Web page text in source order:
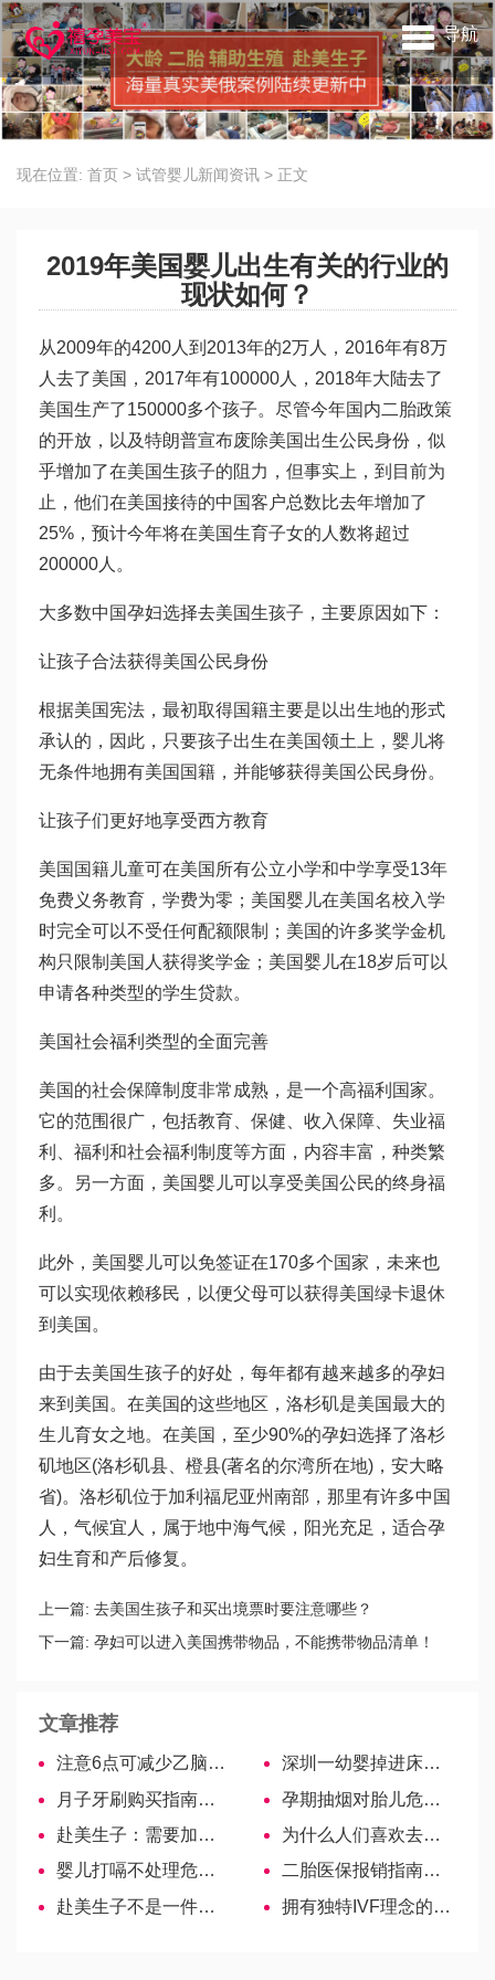
导航
现在位置: 首页 > 试管婴儿新闻资讯 > 正文
2019年美国婴儿出生有关的行业的
现状如何？
从2009年的4200人到2013年的2万人，2016年有8万
人去了美国，2017年有100000人，2018年大陆去了
美国生产了150000多个孩子。尽管今年国内二胎政策
的开放，以及特朗普宣布废除美国出生公民身份，似
乎增加了在美国生孩子的阻力，但事实上，到目前为
止，他们在美国接待的中国客户总数比去年增加了
25%，预计今年将在美国生育子女的人数将超过
200000人。
大多数中国孕妇选择去美国生孩子，主要原因如下：
让孩子合法获得美国公民身份
根据美国宪法，最初取得国籍主要是以出生地的形式
承认的，因此，只要孩子出生在美国领土上，婴儿将
无条件地拥有美国国籍，并能够获得美国公民身份。
让孩子们更好地享受西方教育
美国国籍儿童可在美国所有公立小学和中学享受13年
免费义务教育，学费为零；美国婴儿在美国名校入学
时完全可以不受任何配额限制；美国的许多奖学金机
构只限制美国人获得奖学金；美国婴儿在18岁后可以
申请各种类型的学生贷款。
美国社会福利类型的全面完善
美国的社会保障制度非常成熟，是一个高福利国家。
它的范围很广，包括教育、保健、收入保障、失业福
利、福利和社会福利制度等方面，内容丰富，种类繁
多。另一方面，美国婴儿可以享受美国公民的终身福
利。
此外，美国婴儿可以免签证在170多个国家，未来也
可以实现依赖移民，以便父母可以获得美国绿卡退休
到美国。
由于去美国生孩子的好处，每年都有越来越多的孕妇
来到美国。在美国的这些地区，洛杉矶是美国最大的
生儿育女之地。在美国，至少90%的孕妇选择了洛杉
矶地区(洛杉矶县、橙县(著名的尔湾所在地)，安大略
省)。洛杉矶位于加利福尼亚州南部，那里有许多中国
人，气候宜人，属于地中海气候，阳光充足，适合孕
妇生育和产后修复。
上一篇: 去美国生孩子和买出境票时要注意哪些？
下一篇: 孕妇可以进入美国携带物品，不能携带物品清单！
文章推荐
注意6点可减少乙脑疫苗副作用时间！
深圳一幼婴掉进床缝窒息身亡，年仅10个月
月子牙刷购买指南，看看什么品牌更适合你
孕期抽烟对胎儿危害大！4招教你有效快速戒烟-吉尔吉斯斯坦试管婴儿
赴美生子：需要加以重视和尊重
为什么人们喜欢去美国做试管婴儿呢？
婴儿打嗝不处理危害大，宝妈快来看如何及时止嗝！
二胎医保报销指南—流程、资料一目了然
赴美生子不是一件简单的事情
拥有独特IVF理念的诊所—泰国第一试管婴儿中心